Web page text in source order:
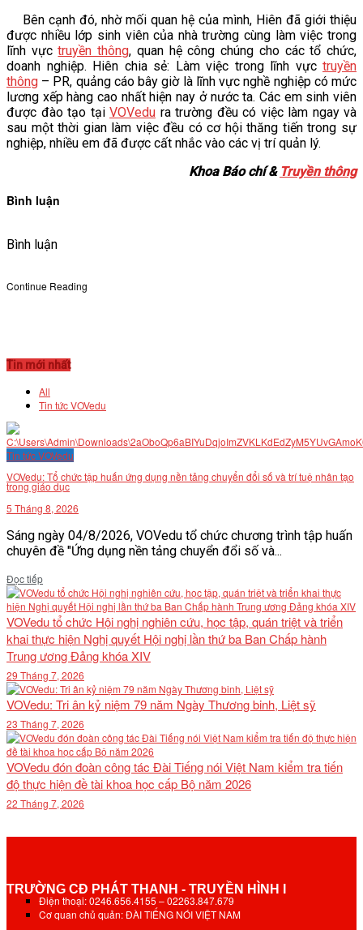
Bên cạnh đó, nhờ mối quan hệ của mình, Hiên đã giới thiệu
được nhiều lớp sinh viên của nhà trường cùng làm việc trong
lĩnh vựctruyền thông, quan hệ công chúng cho các tổ chức,
doanh nghiệp. Hiên chia sẻ: Làm việc trong lĩnh vực truyền
thông – PR, quảng cáo bây giờ là lĩnh vực nghề nghiệp có mức
lương xếp hàng cao nhất hiện nay ở nước ta. Các em sinh viên
được đào tạo tại VOVedu ra trường đều có việc làm ngay và
sau một thời gian làm việc đều có cơ hội thăng tiến trong sự
nghiệp, nhiều em đã được cất nhắc vào các vị trí quản lý.
Khoa Báo chí & Truyền thông
Bình luận
Bình luận
Continue Reading
Tin mới nhất
All
Tin tức VOVedu
Tin tức VOVedu
VOVedu: Tổ chức tập huấn ứng dụng nền tảng chuyển đổi số và trí tuệ nhân tạo
trong giáo dục
5 Tháng 8, 2026
Sáng ngày 04/8/2026, VOVedu tổ chức chương trình tập huấn
chuyên đề "Ứng dụng nền tảng chuyển đổi số và...
Đọc tiếpDetails
VOVedu tổ chức Hội nghị nghiên cứu, học tập, quán triệt và triển
khai thực hiện Nghị quyết Hội nghị lần thứ ba Ban Chấp hành
Trung ương Đảng khóa XIV
29 Tháng 7, 2026
VOVedu: Tri ân kỷ niệm 79 năm Ngày Thương binh, Liệt sỹ
23 Tháng 7, 2026
VOVedu đón đoàn công tác Đài Tiếng nói Việt Nam kiểm tra tiến
độ thực hiện đề tài khoa học cấp Bộ năm 2026
22 Tháng 7, 2026
TRƯỜNG CĐ PHÁT THANH - TRUYỀN HÌNH I
Điện thoại: 0246.656.4155 – 02263.847.679
Cơ quan chủ quản: ĐÀI TIẾNG NÓI VIỆT NAM